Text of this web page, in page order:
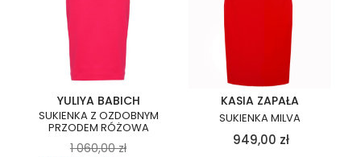
YULIYA BABICH
SUKIENKA Z OZDOBNYM
PRZODEM RÓŻOWA
1 060,00 zł
KASIA ZAPAŁA
SUKIENKA MILVA
949,00 zł